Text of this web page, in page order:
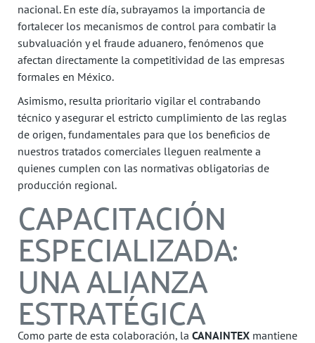
nacional. En este día, subrayamos la importancia de
fortalecer los mecanismos de control para combatir la
subvaluación y el fraude aduanero, fenómenos que
afectan directamente la competitividad de las empresas
formales en México.
Asimismo, resulta prioritario vigilar el contrabando
técnico y asegurar el estricto cumplimiento de las reglas
de origen, fundamentales para que los beneficios de
nuestros tratados comerciales lleguen realmente a
quienes cumplen con las normativas obligatorias de
producción regional.
CAPACITACIÓN
ESPECIALIZADA:
UNA ALIANZA
ESTRATÉGICA
Como parte de esta colaboración, la CANAINTEX mantiene